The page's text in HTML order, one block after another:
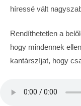
híressé vált
Rendíthetetlen a
hogy mindennek
kantárszíjat, hogy